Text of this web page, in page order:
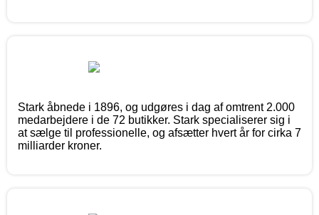
Stark åbnede i 1896, og udgøres i dag af omtrent 2.000
medarbejdere i de 72 butikker. Stark specialiserer sig i
at sælge til professionelle, og afsætter hvert år for cirka 7
milliarder kroner.